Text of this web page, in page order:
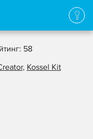
58
, Kossel Kit